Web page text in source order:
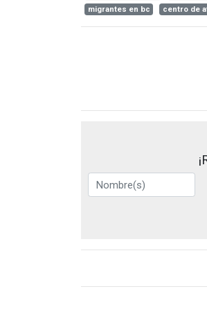
migrantes en bc
centro de